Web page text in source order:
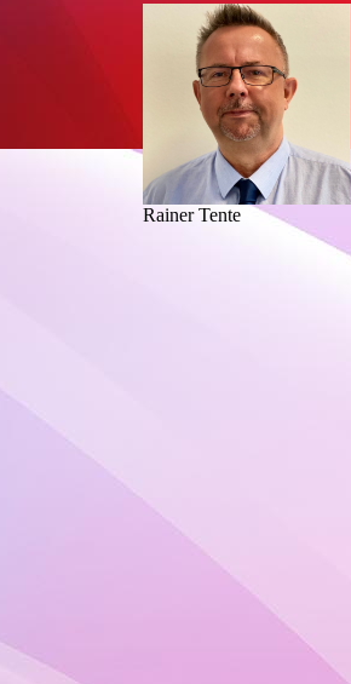
Rainer Tente